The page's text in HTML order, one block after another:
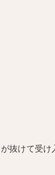
抜けて受